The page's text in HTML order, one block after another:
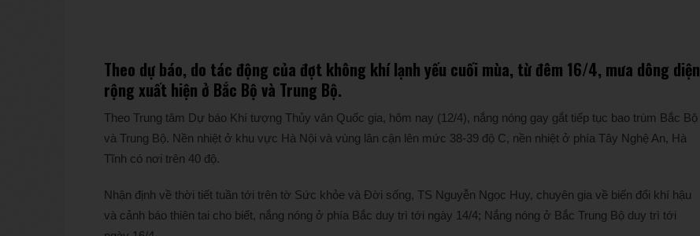
Theo dự báo, do tác động của đợt không khí lạnh yếu cuối mùa, từ đêm 16/4, mưa dông diện
rộng xuất hiện ở Bắc Bộ và Trung Bộ.
Theo Trung tâm Dự báo Khí tượng Thủy văn Quốc gia, hôm nay (12/4), nắng nóng gay gắt tiếp tục bao trùm Bắc Bộ
và Trung Bộ. Nền nhiệt ở khu vực Hà Nội và vùng lân cận lên mức 38-39 độ C, nền nhiệt ở phía Tây Nghệ An, Hà
Tĩnh có nơi trên 40 độ.
Nhận định về thời tiết tuần tới trên tờ Sức khỏe và Đời sống, TS Nguyễn Ngọc Huy, chuyên gia về biến đổi khí hậu
và cảnh báo thiên tai cho biết, nắng nóng ở phía Bắc duy trì tới ngày 14/4; Nắng nóng ở Bắc Trung Bộ duy trì tới